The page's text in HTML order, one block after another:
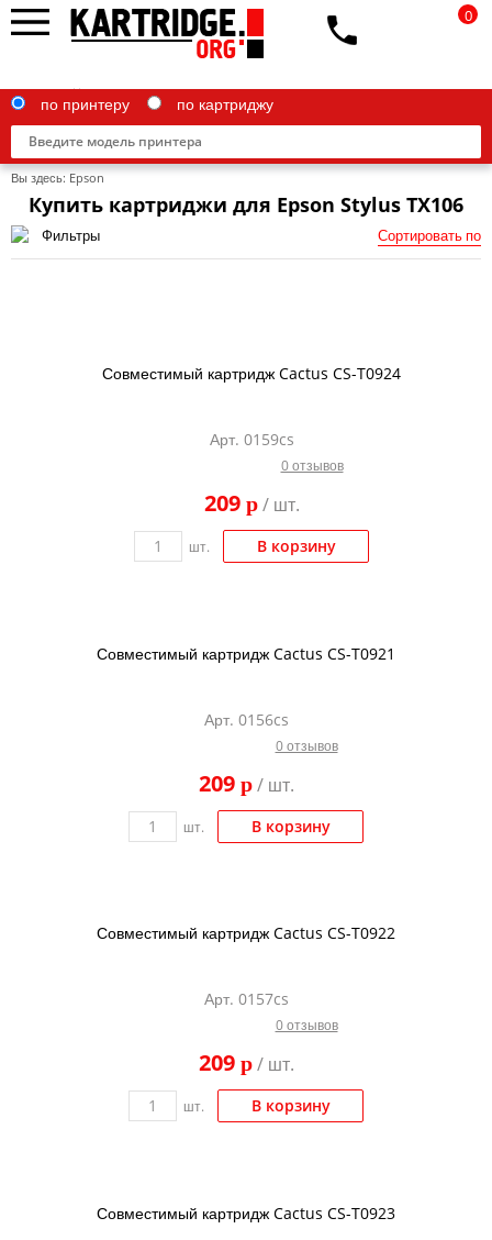
Konica Minolta
Для франкировальной машины
по принтеру по картриджу
0
Вы здесь: Epson
Купить картриджи для Epson Stylus TX106
Фильтры Сортировать по
Совместимый картридж Cactus CS-T0924
Арт. 0159cs
0 отзывов
209 p/ шт.
шт. В корзину
Совместимый картридж Cactus CS-T0921
Арт. 0156cs
0 отзывов
209 p/ шт.
шт. В корзину
Совместимый картридж Cactus CS-T0922
Арт. 0157cs
0 отзывов
209 p/ шт.
шт. В корзину
Совместимый картридж Cactus CS-T0923